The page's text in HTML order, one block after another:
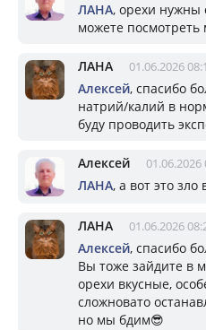
ЛАНА, орехи нужны
можете
ЛАНА 01.06.2026
Алексей, спасибо
натрий/калий в
буду проводить
Алексей 01.06.2026
ЛАНА, а вот это
ЛАНА 01.06.2026
Алексей, спасибо
Вы тоже зайдите в
орехи вкусные,
сложновато
но мы бдим😎